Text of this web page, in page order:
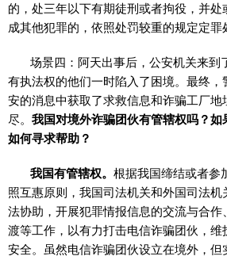
的，处三年以下有期徒刑或者拘役，并处
成其他犯罪的，依照处罚较重的规定定罪
场景四：阿天出事后，公安机关来到
有执法权的他们一时陷入了困境。最终
安的消息中获取了求救信息和诈骗工厂
尽。 我国对境外诈骗团伙有管辖权吗？
如何寻求帮助？
我国有管辖权。 根据我国缔结或者参
照互惠原则，我国司法机关和外国司法机
法协助，开展犯罪情报信息的交流与合作
渡等工作，以有力打击电信诈骗团伙，
安全。虽然电信诈骗团伙设立在境外，但